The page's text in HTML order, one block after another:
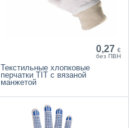
0,27 €
без ПВН
Текстильные хлопковые
перчатки TIT с вязаной
манжетой